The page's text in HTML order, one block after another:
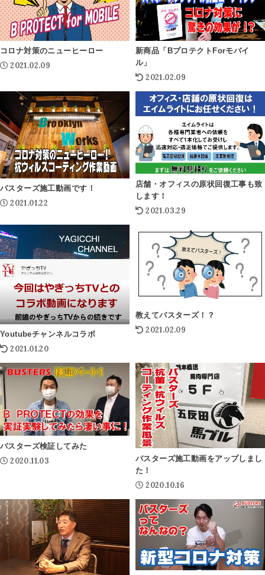
コロナ対策のニューヒーロー
2021.02.09
新商品「BプロテクトForモバイ
ル」
2021.02.09
バスターズ施工動画です！
2021.01.22
店舗・オフィスの原状回復工事も致
します！
2021.03.29
Youtubeチャンネルコラボ
2021.01.20
教えてバスターズ！？
2021.02.09
バスターズ検証してみた
2020.11.03
バスターズ施工動画をアップしまし
た！
2020.10.16